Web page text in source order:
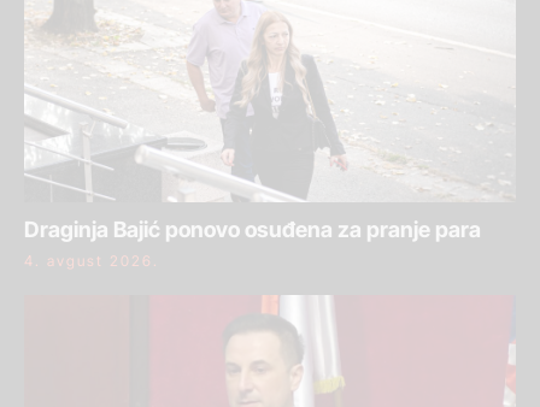
Draginja Bajić ponovo osuđena za pranje para
4. avgust 2026.